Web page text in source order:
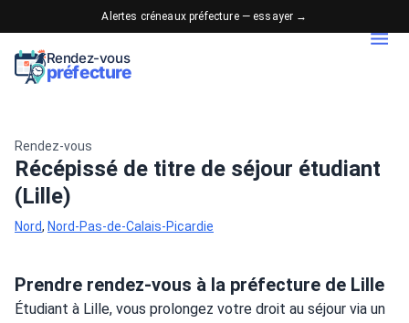
Alertes créneaux préfecture — essayer →
Rendez-vous
préfecture
Rendez-vous
Récépissé de titre de séjour étudiant
(Lille)
Nord, Nord-Pas-de-Calais-Picardie
Prendre rendez-vous à la préfecture de Lille
Étudiant à Lille, vous prolongez votre droit au séjour via un